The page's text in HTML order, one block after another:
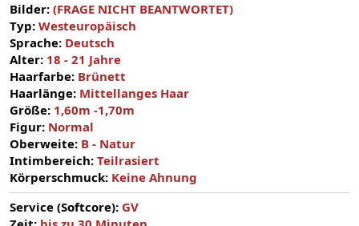
Bilder: (FRAGE NICHT BEANTWORTET)
Typ: Westeuropäisch
Sprache: Deutsch
Alter: 18 - 21 Jahre
Haarfarbe: Brünett
Haarlänge: Mittellanges Haar
Größe: 1,60m -1,70m
Figur: Normal
Oberweite: B - Natur
Intimbereich: Teilrasiert
Körperschmuck: Keine Ahnung
Service (Softcore): GV